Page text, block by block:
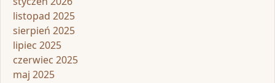
listopad 2025
sierpień 2025
lipiec 2025
czerwiec 2025
maj 2025